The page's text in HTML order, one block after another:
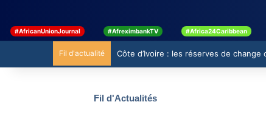
#AfricanUnionJournal #AfreximbankTV #Africa24Caribbean
Fil d'actualité Côte d’Ivoire : les réserves de
Fil d'Actualités